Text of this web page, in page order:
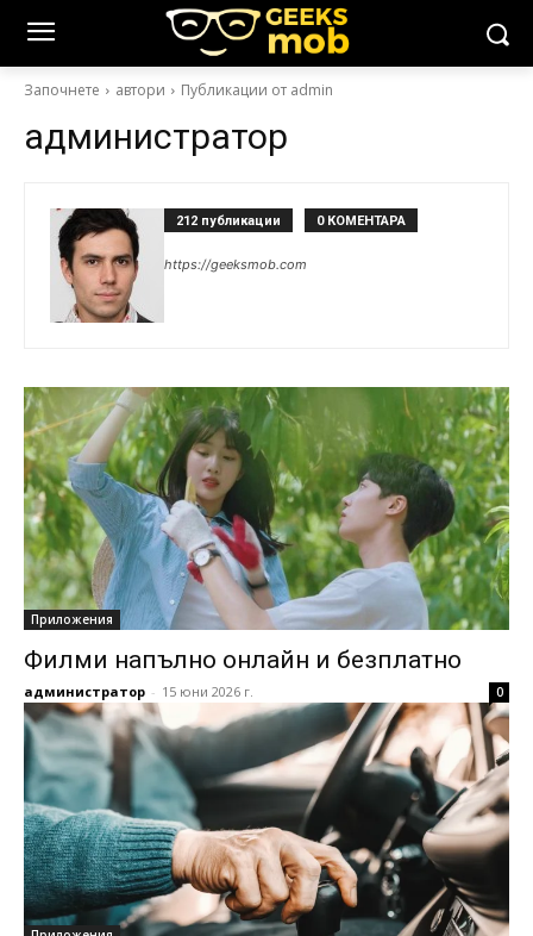
Започнете автори Публикации от admin
администратор
212 публикации 0 КОМЕНТАРА
https://geeksmob.com
Приложения
Филми напълно онлайн и безплатно
администратор - 15 юни 2026 г. 0